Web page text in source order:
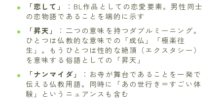
「恋して」
：BL作品としての恋愛要素。男性同士
の恋物語であることを端的に示す
「昇天」
：二つの意味を持つダブルミーニング。
ひとつは仏教的な意味での「成仏」「極楽往
生」。もうひとつは性的な絶頂（エクスタシー）
を意味する俗語としての「昇天」
「ナンマイダ」
：お寺が舞台であることを一発で
伝える仏教用語。同時に「あの世行き＝すごい体
験」というニュアンスも含む